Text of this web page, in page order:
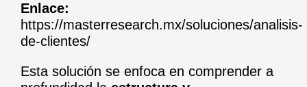
Enlace:
https://masterresearch.mx/soluciones/analisis-
de-clientes/
Esta solución se enfoca en comprender a